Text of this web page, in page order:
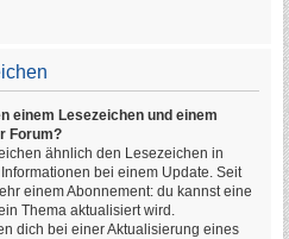
einem Lesezeichen und einem
Forum?
ähnlich den Lesezeichen in
bei einem Update. Seit
einem Abonnement: du kannst eine
Thema aktualisiert wird.
dich bei einer Aktualisierung eines